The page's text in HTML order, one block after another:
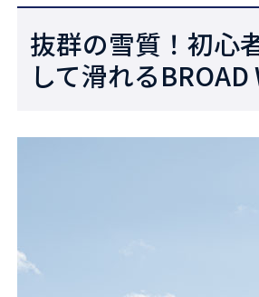
抜群の雪質！初心
して滑れるBROAD